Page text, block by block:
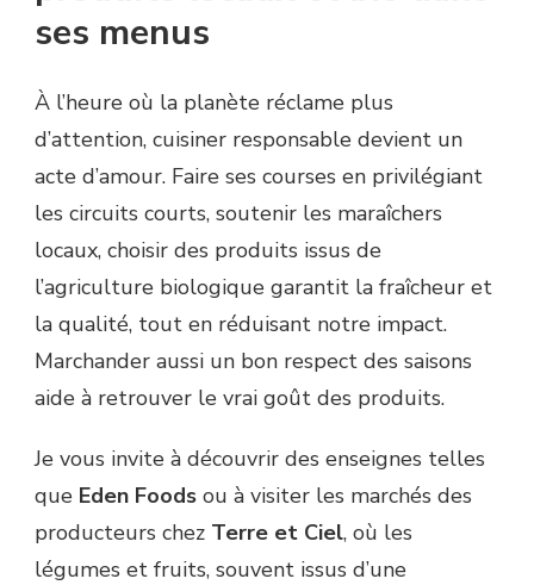
ses menus
À l’heure où la planète réclame plus
d’attention, cuisiner responsable devient un
acte d’amour. Faire ses courses en privilégiant
les circuits courts, soutenir les maraîchers
locaux, choisir des produits issus de
l’agriculture biologique garantit la fraîcheur et
la qualité, tout en réduisant notre impact.
Marchander aussi un bon respect des saisons
aide à retrouver le vrai goût des produits.
Je vous invite à découvrir des enseignes telles
que Eden Foods ou à visiter les marchés des
producteurs chez Terre et Ciel, où les
légumes et fruits, souvent issus d’une